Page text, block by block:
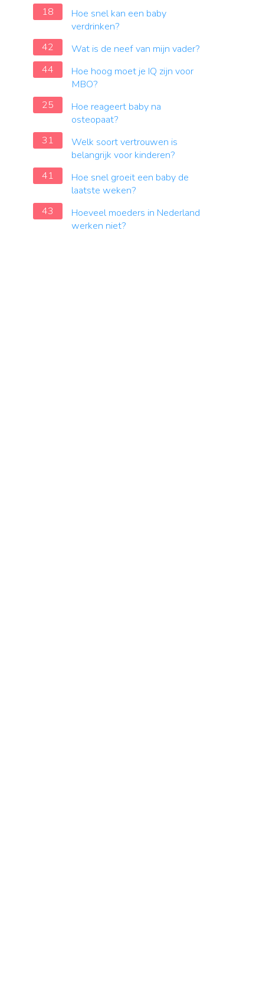
18
Hoe snel kan een baby
verdrinken?
42
Wat is de neef van mijn vader?
44
Hoe hoog moet je IQ zijn voor
MBO?
25
Hoe reageert baby na
osteopaat?
31
Welk soort vertrouwen is
belangrijk voor kinderen?
41
Hoe snel groeit een baby de
laatste weken?
43
Hoeveel moeders in Nederland
werken niet?